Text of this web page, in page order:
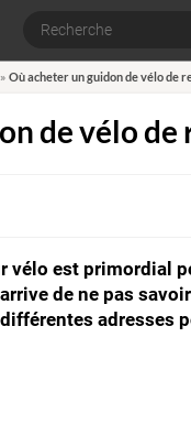
» Où acheter un guidon de vélo de
de vélo de
vélo est primordial
de ne pas
adresses